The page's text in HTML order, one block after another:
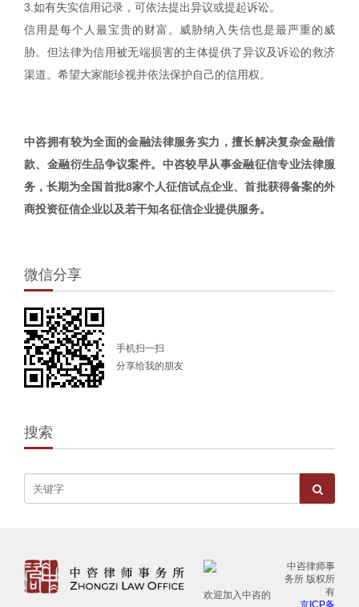
3.如有失实信用记录，可依法提出异议或提起诉讼。
信用是每个人最宝贵的财富。威胁纳入失信也是最严重的威
胁。但法律为信用被无端损害的主体提供了异议及诉讼的救济
渠道。希望大家能珍视并依法保护自己的信用权。
中咨拥有较为全面的金融法律服务实力，擅长解决复杂金融借
款、金融衍生品争议案件。中咨较早从事金融征信专业法律服
务，长期为全国首批8家个人征信试点企业、首批获得备案的外
商投资征信企业以及若干知名征信企业提供服务。
微信分享
手机扫一扫
分享给我的朋友
搜索
欢迎加入中咨的
中咨律师事
务所 版权所
有
京ICP备